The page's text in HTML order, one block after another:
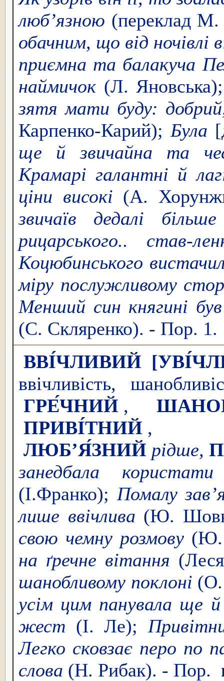
люб’язною (переклад
обачним, що від ночівлі
приємна та балакуча
наймичок (Л.
зятя мати буду:
Карпенко-Карий); Була
ще й звичайна та
Крамарі галантні й
ціни високі (А.
звичаїв дедалі
рицарського.. став-
Коцюбинського
міру послужливому
Менший син княгині був
(С. Скляренко). - Пор. 1.
ВВІ́ЧЛИВИЙ
ввічливість,
ГРЕ́ЧНИЙ ,
ПРИВІ́ТНИЙ
ЛЮБ’Я́ЗНИЙ рідше,
занедбала
(І.Франко); Помалу
лише ввічлива (Ю.
свою чемну розмову (Ю.
на ґречне вітання
шанобливому поклоні (О.
усім цим панувала ще
жест (І. Ле);
Легко сковзає перо по
слова (Н. Рибак). - Пор.